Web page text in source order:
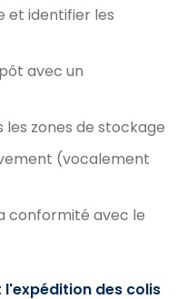
et identifier les
avec un
zones de stockage
(vocalement
conformité avec le
des colis